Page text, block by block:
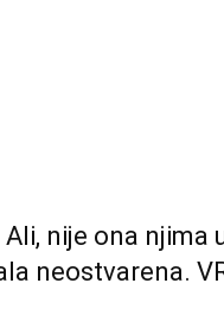
nije ona njima
neostvarena.